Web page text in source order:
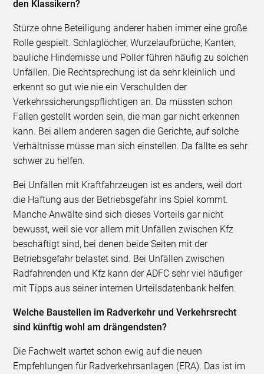
den Klassikern?
Stürze ohne Beteiligung anderer haben immer eine große
Rolle gespielt. Schlaglöcher, Wurzelaufbrüche, Kanten,
bauliche Hindernisse und Poller führen häufig zu solchen
Unfällen. Die Rechtsprechung ist da sehr kleinlich und
erkennt so gut wie nie ein Verschulden der
Verkehrssicherungspflichtigen an. Da müssten schon
Fallen gestellt worden sein, die man gar nicht erkennen
kann. Bei allem anderen sagen die Gerichte, auf solche
Verhältnisse müsse man sich einstellen. Da fällte es sehr
schwer zu helfen.
Bei Unfällen mit Kraftfahrzeugen ist es anders, weil dort
die Haftung aus der Betriebsgefahr ins Spiel kommt.
Manche Anwälte sind sich dieses Vorteils gar nicht
bewusst, weil sie vor allem mit Unfällen zwischen Kfz
beschäftigt sind, bei denen beide Seiten mit der
Betriebsgefahr belastet sind. Bei Unfällen zwischen
Radfahrenden und Kfz kann der ADFC sehr viel häufiger
mit Tipps aus seiner internen Urteilsdatenbank helfen.
Welche Baustellen im Radverkehr und Verkehrsrecht
sind künftig wohl am drängendsten?
Die Fachwelt wartet schon ewig auf die neuen
Empfehlungen für Radverkehrsanlagen (ERA). Das ist im